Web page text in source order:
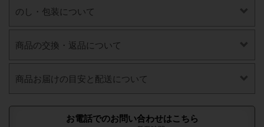
のし・包装について
商品の交換・返品について
商品お届けの目安と配送について
お電話でのお問い合わせはこちら